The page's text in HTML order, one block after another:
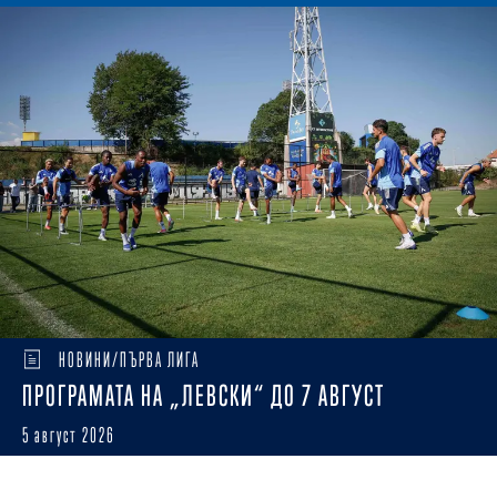
НОВИНИ/ПЪРВА ЛИГА
ПРОГРАМАТА НА „ЛЕВСКИ“ ДО 7 АВГУСТ
5 август 2026